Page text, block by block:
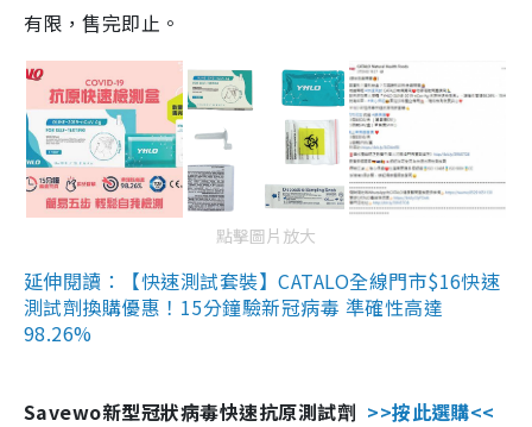
有限，售完即止。
點擊圖片放大
延伸閱讀：【快速測試套裝】CATALO全線門市$16快速
測試劑換購優惠！15分鐘驗新冠病毒 準確性高達
98.26%
Savewo新型冠狀病毒快速抗原測試劑 >>按此選購<<